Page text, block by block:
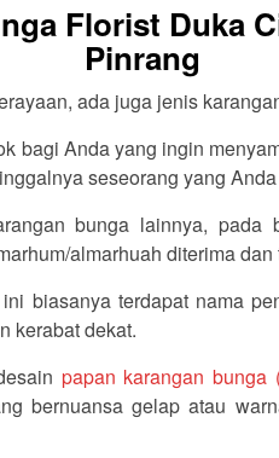
Florist Duka
Pinrang
ada juga jenis
bagi Anda yang ingin
seseorang yang
bunga lainnya,
almarhuah diterima
biasanya terdapat nama
kerabat dekat.
papan karangan
bernuansa gelap atau